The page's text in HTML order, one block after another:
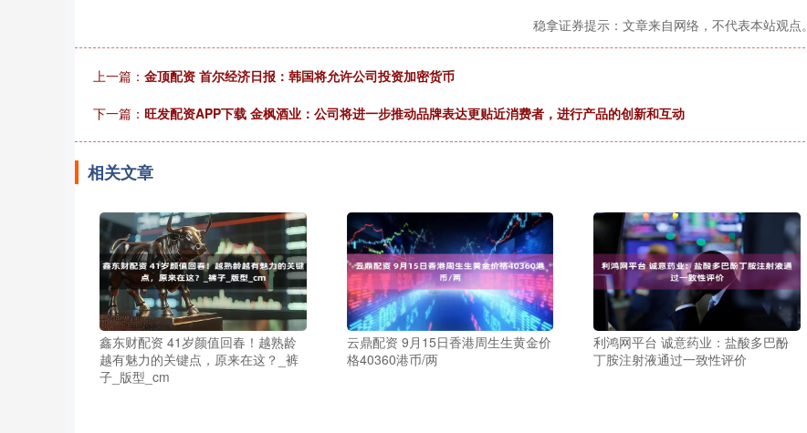
稳拿证券提示：文章来自网络，不代表本站观点。
上一篇： 金顶配资 首尔经济日报：韩国将允许公司投资加密货币
下一篇： 旺发配资APP下载 金枫酒业：公司将进一步推动品牌表达更贴近消费者，进行产品的创新和互动
相关文章
鑫东财配资 41岁颜值回春！越熟龄
越有魅力的关键点，原来在这？_裤
子_版型_cm
云鼎配资 9月15日香港周生生黄金价
格40360港币/两
利鸿网平台 诚意药业：盐酸多巴酚
丁胺注射液通过一致性评价